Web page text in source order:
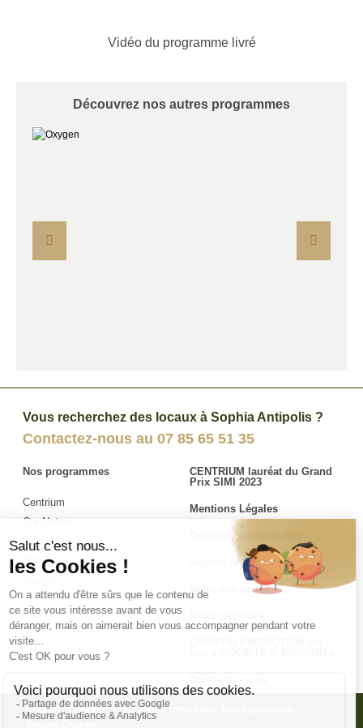
Vidéo du programme livré
Découvrez nos autres programmes
Vous recherchez des locaux à Sophia Antipolis ?
Contactez-nous au 07 85 65 51 35
Nos programmes
Centrium
Cor Natura
Ecoryzon
Naturae
CENTRIUM lauréat du Grand
Prix SIMI 2023
Mentions Légales
Données personnelles
Sophia Antipolis
Notre entreprise
Courtin Promotion | Promoteur immobilier écoresponsable –